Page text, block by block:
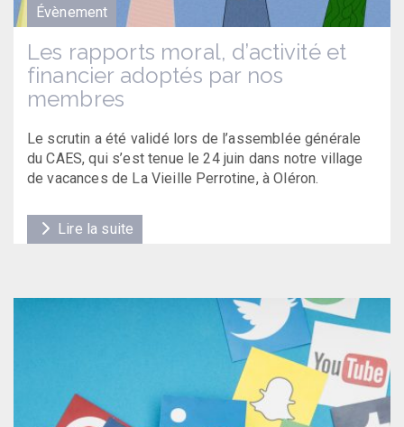
Évènement
Les rapports moral, d’activité et
financier adoptés par nos
membres
Le scrutin a été validé lors de l’assemblée générale
du CAES, qui s’est tenue le 24 juin dans notre village
de vacances de La Vieille Perrotine, à Oléron.
Lire la suite